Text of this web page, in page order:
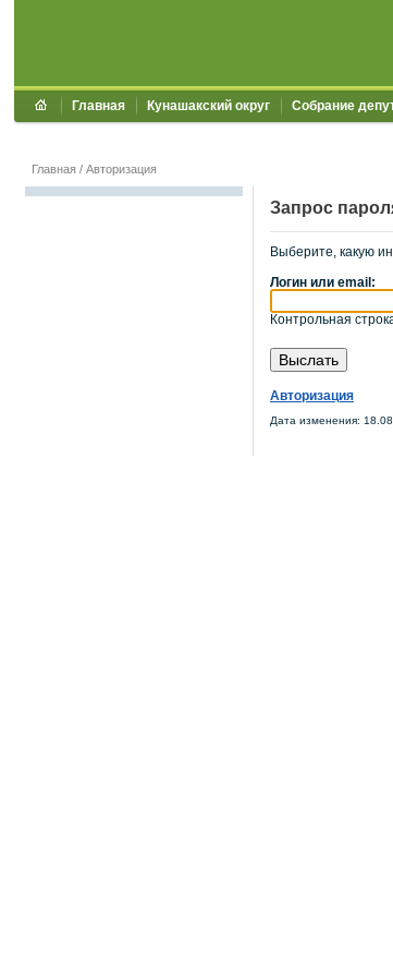
Главная Кунашакский округ Собрание
Главная / Авторизация
Запрос
Выберите, какую
Логин или email:
Контрольная
Авторизация
Дата изменения: